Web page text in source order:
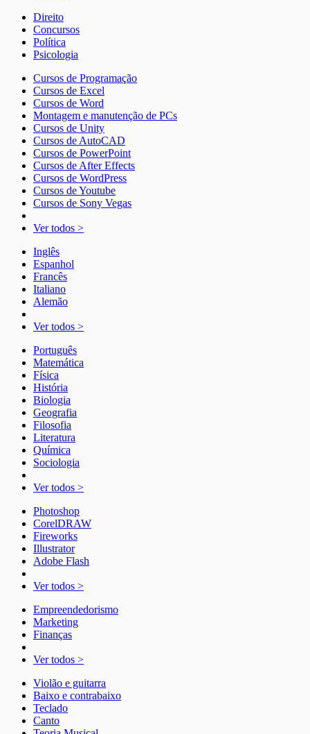
Direito
Concursos
Política
Psicologia
Cursos de Programação
Cursos de Excel
Cursos de Word
Montagem e manutenção de PCs
Cursos de Unity
Cursos de AutoCAD
Cursos de PowerPoint
Cursos de After Effects
Cursos de WordPress
Cursos de Youtube
Cursos de Sony Vegas
Ver todos >
Inglês
Espanhol
Francês
Italiano
Alemão
Ver todos >
Português
Matemática
Física
História
Biologia
Geografia
Filosofia
Literatura
Química
Sociologia
Ver todos >
Photoshop
CorelDRAW
Fireworks
Illustrator
Adobe Flash
Ver todos >
Empreendedorismo
Marketing
Finanças
Ver todos >
Violão e guitarra
Baixo e contrabaixo
Teclado
Canto